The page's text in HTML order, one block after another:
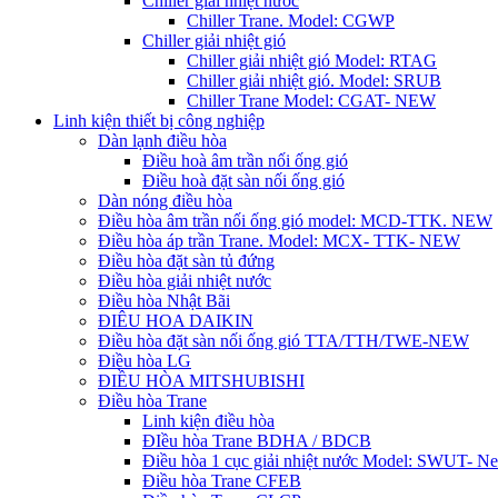
Chiller Trane. Model: CGWP
Chiller giải nhiệt gió
Chiller giải nhiệt gió Model: RTAG
Chiller giải nhiệt gió. Model: SRUB
Chiller Trane Model: CGAT- NEW
Linh kiện thiết bị công nghiệp
Dàn lạnh điều hòa
Điều hoà âm trần nối ống gió
Điều hoà đặt sàn nối ống gió
Dàn nóng điều hòa
Điều hòa âm trần nối ống gió model: MCD-TTK. NEW
Điều hòa áp trần Trane. Model: MCX- TTK- NEW
Điều hòa đặt sàn tủ đứng
Điều hòa giải nhiệt nước
Điều hòa Nhật Bãi
ĐIÊU HOA DAIKIN
Điều hòa đặt sàn nối ống gió TTA/TTH/TWE-NEW
Điều hòa LG
ĐIỀU HÒA MITSHUBISHI
Điều hòa Trane
Linh kiện điều hòa
ĐIều hòa Trane BDHA / BDCB
Điều hòa 1 cục giải nhiệt nước Model: SWUT-
Điều hòa Trane CFEB